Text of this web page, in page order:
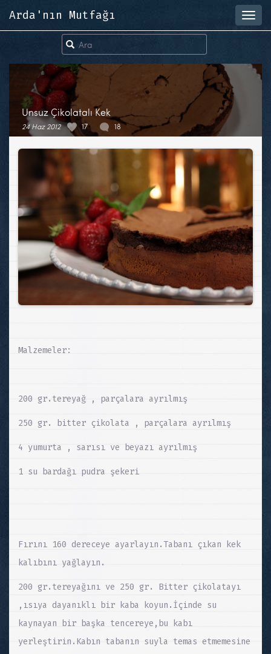
Arda'nın Mutfağı
Unsuz Çikolatalı Kek
24 Haz 2012 17 18
Malzemeler:
200 gr.tereyağ , parçalara ayrılmış
250 gr. bitter çikolata , parçalara ayrılmış
4 yumurta , sarısı ve beyazı ayrılmış
1 su bardağı pudra şekeri
Fırını 160 dereceye ayarlayın.Tabanı çıkan kek
kalıbını yağlayın.
200 gr.tereyağını ve 250 gr. Bitter çikolatayı
,ısıya dayanıklı bir kaba koyun.İçinde su
kaynayan bir başka tencereye,bu kabı
yerleştirin.Kabın tabanın suyla temas etmemesine